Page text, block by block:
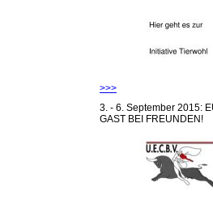
>>>
3. - 6. September 2015:
GAST BEI FREUNDEN!